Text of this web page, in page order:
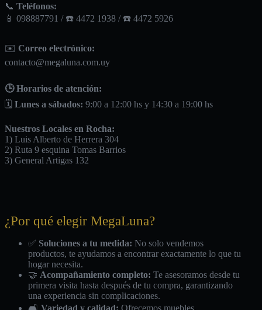
📞 Teléfonos:
📱 098887791 / ☎️ 4472 1938 / ☎️ 4472 5926
✉️ Correo electrónico:
contacto@megaluna.com.uy
🕒 Horarios de atención:
🗓️ Lunes a sábados: 9:00 a 12:00 hs y 14:30 a 19:00 hs
Nuestros Locales en Rocha:
1) Luis Alberto de Herrera 304
2) Ruta 9 esquina Tomas Barrios
3) General Artigas 132
¿Por qué elegir MegaLuna?
✅ Soluciones a tu medida: No solo vendemos
productos, te ayudamos a encontrar exactamente lo que tu
hogar necesita.
🤝 Acompañamiento completo: Te asesoramos desde tu
primera visita hasta después de tu compra, garantizando
una experiencia sin complicaciones.